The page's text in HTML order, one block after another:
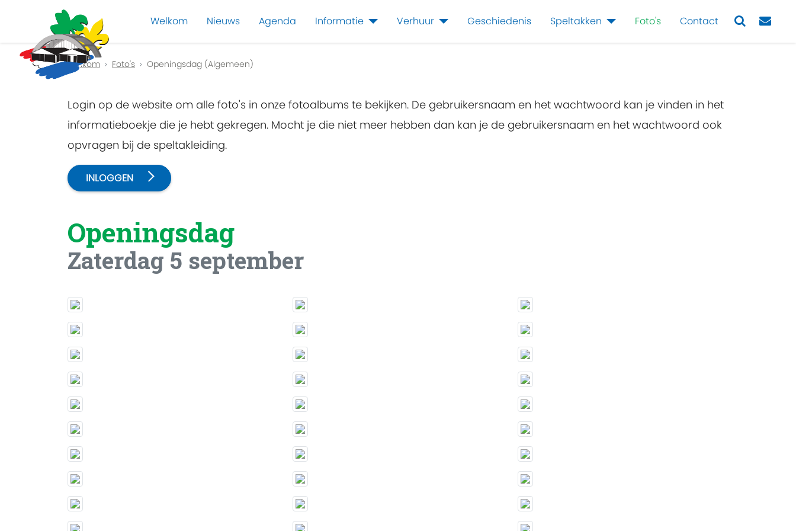
Welkom Nieuws Agenda Informatie Verhuur Geschiedenis Speltakken Foto's Contact
Previous
Welkom Foto's Openingsdag (Algemeen)
Login op de website om alle foto's in onze fotoalbums te bekijken. De gebruikersnaam en het wachtwoord kan je vinden in het
informatieboekje die je hebt gekregen. Mocht je die niet meer hebben dan kan je de gebruikersnaam en het wachtwoord ook
opvragen bij de speltakleiding.
INLOGGEN
Openingsdag
Zaterdag 5 september